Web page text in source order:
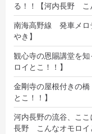
る！！【河内長野 こ
南海高野線 発車メロ
やき】
観心寺の恩賜講堂を
ロイとこ！！】
金剛寺の屋根付きの
とこ！！】
河内長野の流谷、こ
長野 こんなオモロイ